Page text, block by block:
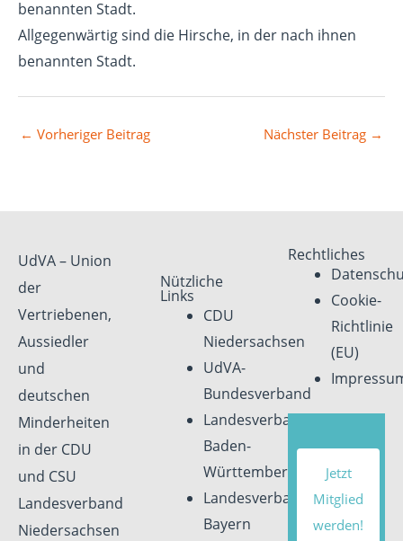
Allgegenwärtig sind die Hirsche, in der nach ihnen
benannten Stadt.
← Vorheriger Beitrag Nächster Beitrag →
UdVA – Union
der
Vertriebenen,
Aussiedler
und
deutschen
Minderheiten
in der CDU
und CSU
Landesverband
Niedersachsen
Nützliche
Links
CDU
Niedersachsen
UdVA-
Bundesverband
Landesverband
Baden-
Württemberg
Landesverband
Bayern
Rechtliches
Cookie-
Richtlinie
(EU)
Jetzt
Mitglied
werden!